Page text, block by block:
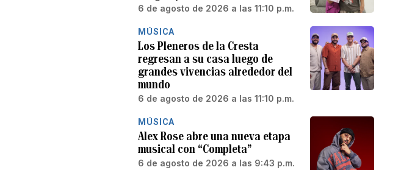
6 de agosto de 2026 a las 11:10 p.m.
MÚSICA
Los Pleneros de la Cresta
regresan a su casa luego de
grandes vivencias alrededor del
mundo
6 de agosto de 2026 a las 11:10 p.m.
MÚSICA
Alex Rose abre una nueva etapa
musical con “Completa”
6 de agosto de 2026 a las 9:43 p.m.